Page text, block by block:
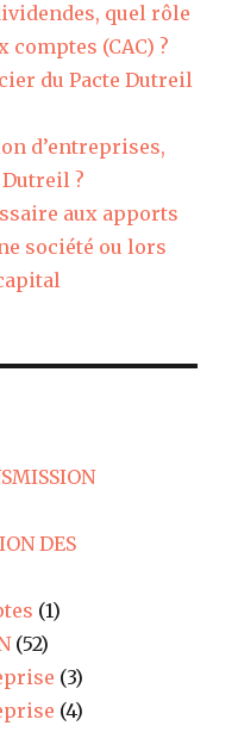
quel rôle
(CAC) ?
du Pacte Dutreil
d’entreprises,
?
aux apports
société ou lors
DES
(1)
(52)
(3)
(4)